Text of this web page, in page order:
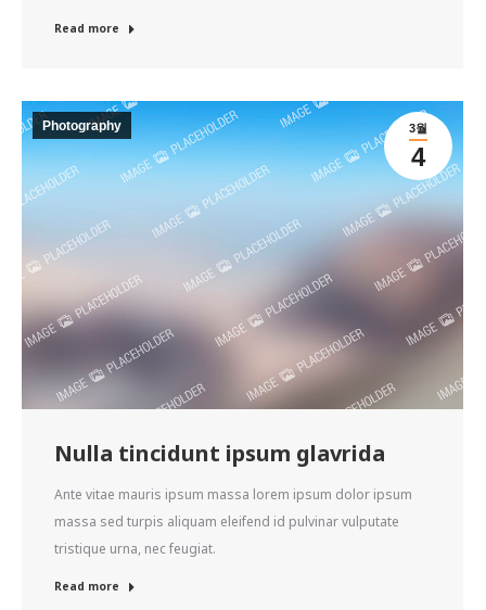
Read more
3월
4
Photography
Nulla tincidunt ipsum glavrida
Ante vitae mauris ipsum massa lorem ipsum dolor ipsum
massa sed turpis aliquam eleifend id pulvinar vulputate
tristique urna, nec feugiat.
Read more